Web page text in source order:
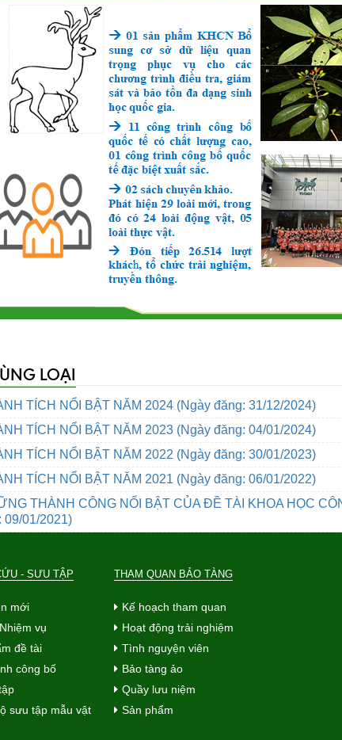
LOẠI
TÍCH NỔI BẬT NĂM 2024 (Ngày đăng: 31/12/2024)
TÍCH NỔI BẬT NĂM 2023 (Ngày đăng: 04/01/2024)
TÍCH NỔI BẬT NĂM 2022 (Ngày đăng: 30/01/2023)
TÍCH NỔI BẬT NĂM 2021 (Ngày đăng: 06/01/2022)
THÀNH CÔNG NỔI BẬT CỦA ĐỀ TÀI KHOA HỌC
09/01/2021)
- SƯU TẬP
mới
vụ
đề tài
công bố
sưu tập mẫu vật
THAM QUAN BẢO TÀNG
Kế hoạch tham quan
Hoạt động trải nghiệm
Tình nguyện viên
Bảo tàng ảo
Quầy lưu niệm
Sản phẩm